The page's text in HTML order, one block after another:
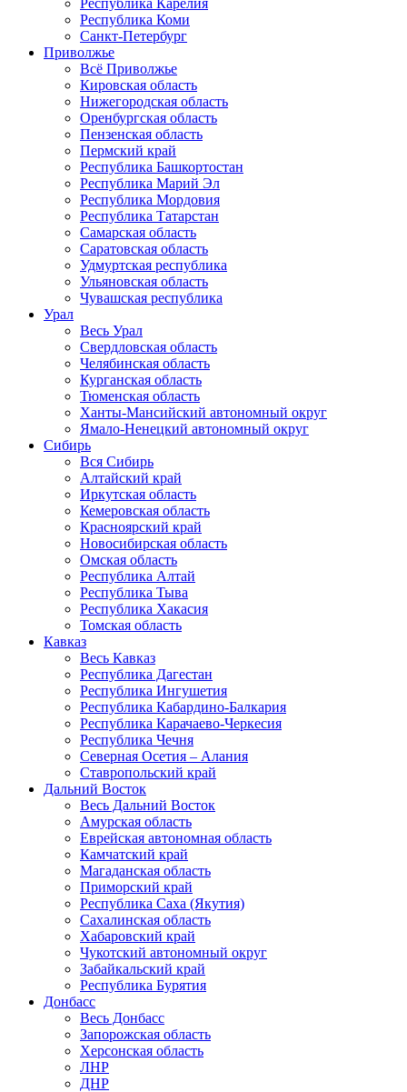
Республика Карелия
Республика Коми
Санкт-Петербург
Приволжье
Всё Приволжье
Кировская область
Нижегородская область
Оренбургская область
Пензенская область
Пермский край
Республика Башкортостан
Республика Марий Эл
Республика Мордовия
Республика Татарстан
Самарская область
Саратовская область
Удмуртская республика
Ульяновская область
Чувашская республика
Урал
Весь Урал
Свердловская область
Челябинская область
Курганская область
Тюменская область
Ханты-Мансийский автономный округ
Ямало-Ненецкий автономный округ
Сибирь
Вся Сибирь
Алтайский край
Иркутская область
Кемеровская область
Красноярский край
Новосибирская область
Омская область
Республика Алтай
Республика Тыва
Республика Хакасия
Томская область
Кавказ
Весь Кавказ
Республика Дагестан
Республика Ингушетия
Республика Кабардино-Балкария
Республика Карачаево-Черкесия
Республика Чечня
Северная Осетия – Алания
Ставропольский край
Дальний Восток
Весь Дальний Восток
Амурская область
Еврейская автономная область
Камчатский край
Магаданская область
Приморский край
Республика Саха (Якутия)
Сахалинская область
Хабаровский край
Чукотский автономный округ
Забайкальский край
Республика Бурятия
Донбасс
Весь Донбасс
Запорожская область
Херсонская область
ЛНР
ДНР